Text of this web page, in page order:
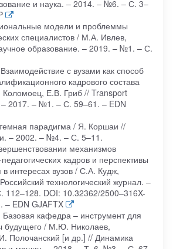
и наука. – 2014. – №6. – С. 3–
модели и проблеммы
специалистов / М.А. Ивлев,
образование. – 2019. – №1. – С.
с вузами как способ
кадрового состава
Е.В. Гриб // Transport
2017. – №1. – С. 59–61. – EDN
парадигма / Я. Коршаи //
– 2002. – №4. – С. 5–11.
механизмов
кадров и перспективы
в интересах вузов / С.А. Кудж,
технологический журнал. –
DOI: 10.32362/2500–316X-
– EDN GJAFTX
кафедра – инструмент для
будущего / М.Ю. Николаев,
Полочанский [и др.] // Динамика